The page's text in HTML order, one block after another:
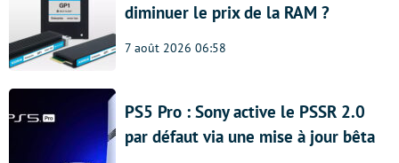
diminuer le prix de la RAM ?
7 août 2026 06:58
PS5 Pro : Sony active le PSSR 2.0
par défaut via une mise à jour bêta